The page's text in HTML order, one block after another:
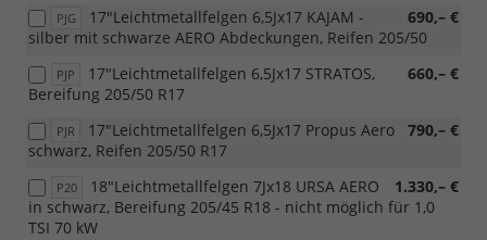
PJG 690,– €
17"Leichtmetallfelgen 6,5Jx17 KAJAM -
silber mit schwarze AERO Abdeckungen, Reifen 205/50
PJP 660,– €
17"Leichtmetallfelgen 6,5Jx17 STRATOS,
Bereifung 205/50 R17
PJR 790,– €
17"Leichtmetallfelgen 6,5Jx17 Propus Aero
schwarz, Reifen 205/50 R17
P20 1.330,– €
18"Leichtmetallfelgen 7Jx18 URSA AERO
in schwarz, Bereifung 205/45 R18 - nicht möglich für 1,0
TSI 70 kW